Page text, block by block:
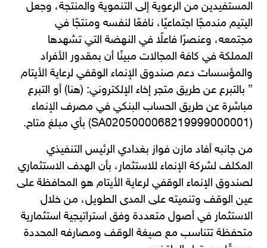
المستفيدين من الرعوية إلى التنموية والمنتجة، وجعل
اليتيم مندمجًا اجتماعيًا، نافعًا لنفسه ومنتجًا في
مجتمعه، وعنصرًا فاعلًا في النهضة التي تشهدها
المملكة في كافة المجالات مبينًا أن بمقدور الأفراد
والمؤسسات دعم صندوق الإنماء الوقفي لرعاية الأيتام
” بالتبرع عن طريق متجر إخاء الإلكتروني: (هنا) أو التبرع
مباشرة عن طريق الحساب البنكي في مصرف الإنماء
(SA0205000068219999000001) بأي مبلغ متاح.
من جانبه أفاد مازن فواز بغدادي الرئيس التنفيذي
المكلف لشركة الإنماء للاستثمار، بأن الهدف الاستثماري
لصندوق الإنماء الوقفي لرعاية الأيتام هو المحافظة على
عين الوقف وتنميته على المدى الطويل، من خلال
الاستثمار في أصول متعددة وفق استراتيجية استثمارية
متحفظة تتناسب مع صيغة الوقف ومصارفه المحددة